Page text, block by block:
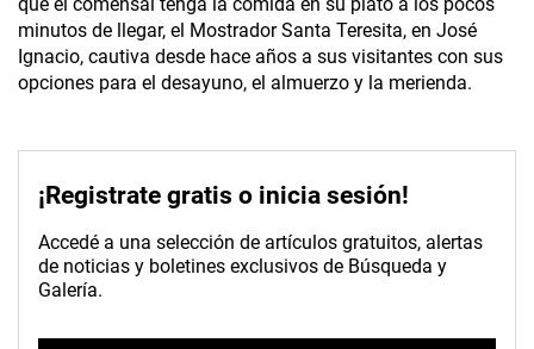
minutos de llegar, el Mostrador Santa Teresita, en José
Ignacio, cautiva desde hace años a sus visitantes con sus
opciones para el desayuno, el almuerzo y la merienda.
¡Registrate gratis o inicia sesión!
Accedé a una selección de artículos gratuitos, alertas
de noticias y boletines exclusivos de Búsqueda y
Galería.